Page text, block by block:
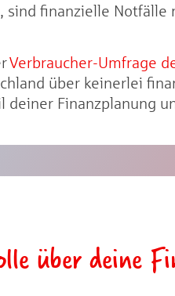
sind finanzielle Notfälle
Verbraucher-Umfrage
über keinerlei
deiner Finanzplanung
über deine